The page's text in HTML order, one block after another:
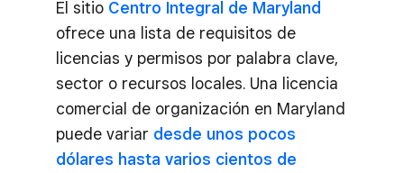
El sitio Centro Integral de Maryland
ofrece una lista de requisitos de
licencias y permisos por palabra clave,
sector o recursos locales. Una licencia
comercial de organización en Maryland
puede variar desde unos pocos
dólares hasta varios cientos de